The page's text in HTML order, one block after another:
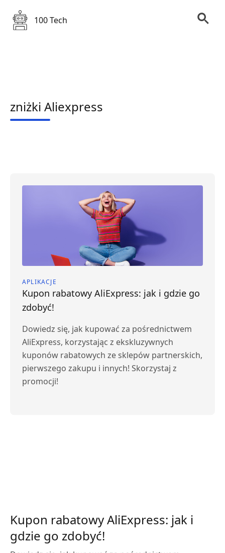
100 Tech
zniżki Aliexpress
APLIKACJE
Kupon rabatowy AliExpress: jak i gdzie go
zdobyć!
Dowiedz się, jak kupować za pośrednictwem
AliExpress, korzystając z ekskluzywnych
kuponów rabatowych ze sklepów partnerskich,
pierwszego zakupu i innych! Skorzystaj z
promocji!
Kupon rabatowy AliExpress: jak i
gdzie go zdobyć!